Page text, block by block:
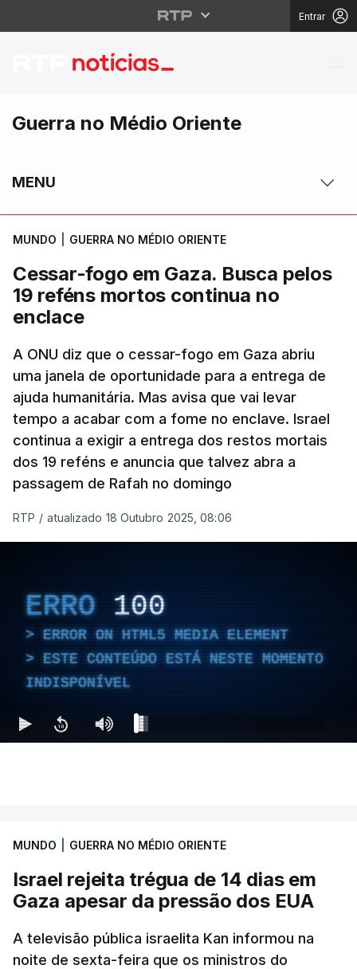
Entrar
Cessar-fogo em
Guerra no Médio Oriente
MENU
MUNDO GUERRA NO MÉDIO ORIENTE
Cessar-fogo em Gaza. Busca pelos
19 reféns mortos continua no
enclace
A ONU diz que o cessar-fogo em Gaza abriu
uma janela de oportunidade para a entrega de
ajuda humanitária. Mas avisa que vai levar
tempo a acabar com a fome no enclave. Israel
continua a exigir a entrega dos restos mortais
dos 19 reféns e anuncia que talvez abra a
passagem de Rafah no domingo
RTP / atualizado 18 Outubro 2025, 08:06
ERRO 100
ERROR ON HTML5 MEDIA ELEMENT
ESTE CONTEÚDO ESTÁ NESTE MOMENTO
INDISPONÍVEL
MUNDO GUERRA NO MÉDIO ORIENTE
Israel rejeita trégua de 14 dias em
Gaza apesar da pressão dos EUA
A televisão pública israelita Kan informou na
noite de sexta-feira que os ministros do